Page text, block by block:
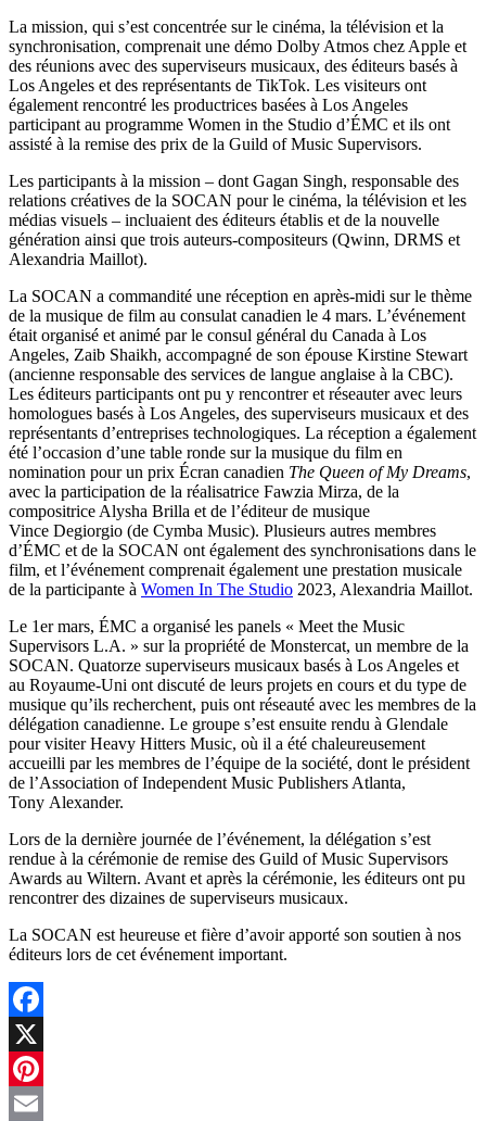
La mission, qui s’est concentrée sur le cinéma, la télévision et la
synchronisation, comprenait une démo Dolby Atmos chez Apple et
des réunions avec des superviseurs musicaux, des éditeurs basés à
Los Angeles et des représentants de TikTok. Les visiteurs ont
également rencontré les productrices basées à Los Angeles
participant au programme Women in the Studio d’ÉMC et ils ont
assisté à la remise des prix de la Guild of Music Supervisors.
Les participants à la mission – dont Gagan Singh, responsable des
relations créatives de la SOCAN pour le cinéma, la télévision et les
médias visuels – incluaient des éditeurs établis et de la nouvelle
génération ainsi que trois auteurs-compositeurs (Qwinn, DRMS et
Alexandria Maillot).
La SOCAN a commandité une réception en après-midi sur le thème
de la musique de film au consulat canadien le 4 mars. L’événement
était organisé et animé par le consul général du Canada à Los
Angeles, Zaib Shaikh, accompagné de son épouse Kirstine Stewart
(ancienne responsable des services de langue anglaise à la CBC).
Les éditeurs participants ont pu y rencontrer et réseauter avec leurs
homologues basés à Los Angeles, des superviseurs musicaux et des
représentants d’entreprises technologiques. La réception a également
été l’occasion d’une table ronde sur la musique du film en
nomination pour un prix Écran canadien The Queen of My Dreams,
avec la participation de la réalisatrice Fawzia Mirza, de la
compositrice Alysha Brilla et de l’éditeur de musique
Vince Degiorgio (de Cymba Music). Plusieurs autres membres
d’ÉMC et de la SOCAN ont également des synchronisations dans le
film, et l’événement comprenait également une prestation musicale
de la participante à Women In The Studio 2023, Alexandria Maillot.
Le 1er mars, ÉMC a organisé les panels « Meet the Music
Supervisors L.A. » sur la propriété de Monstercat, un membre de la
SOCAN. Quatorze superviseurs musicaux basés à Los Angeles et
au Royaume-Uni ont discuté de leurs projets en cours et du type de
musique qu’ils recherchent, puis ont réseauté avec les membres de la
délégation canadienne. Le groupe s’est ensuite rendu à Glendale
pour visiter Heavy Hitters Music, où il a été chaleureusement
accueilli par les membres de l’équipe de la société, dont le président
de l’Association of Independent Music Publishers Atlanta,
Tony Alexander.
Lors de la dernière journée de l’événement, la délégation s’est
rendue à la cérémonie de remise des Guild of Music Supervisors
Awards au Wiltern. Avant et après la cérémonie, les éditeurs ont pu
rencontrer des dizaines de superviseurs musicaux.
La SOCAN est heureuse et fière d’avoir apporté son soutien à nos
éditeurs lors de cet événement important.
Facebook
X
Pinterest